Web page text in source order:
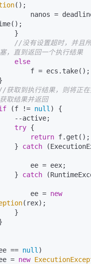
();
//没有设置超时，并且
，直到返回一个执行结果
else
//获取到执行结果，则将正
取结果并返回
(f != null ) {
try {
return f.get();
                }
catch
                }
catch
                    ee =
new
(rex);
== null )
ee =
new